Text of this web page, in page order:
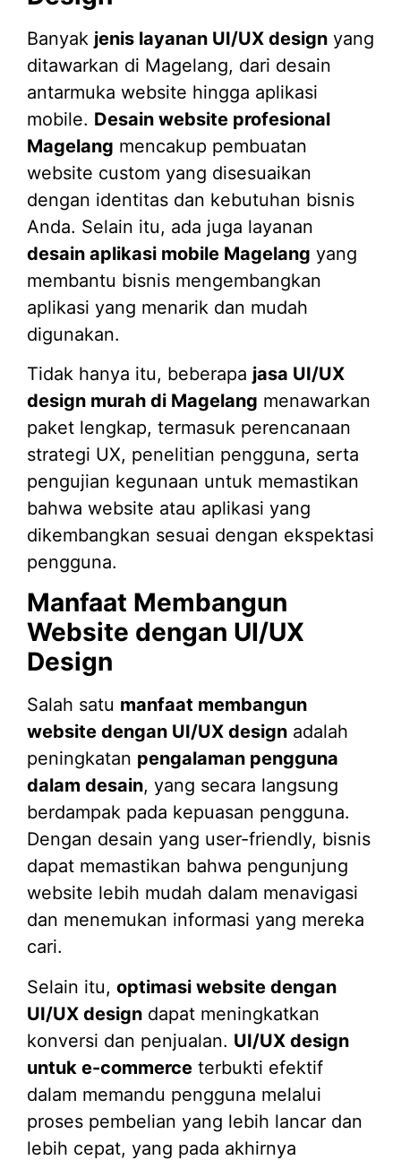
Banyak jenis layanan UI/UX design yang
ditawarkan di Magelang, dari desain
antarmuka website hingga aplikasi
mobile. Desain website profesional
Magelang mencakup pembuatan
website custom yang disesuaikan
dengan identitas dan kebutuhan bisnis
Anda. Selain itu, ada juga layanan
desain aplikasi mobile Magelang yang
membantu bisnis mengembangkan
aplikasi yang menarik dan mudah
digunakan.
Tidak hanya itu, beberapa jasa UI/UX
design murah di Magelang menawarkan
paket lengkap, termasuk perencanaan
strategi UX, penelitian pengguna, serta
pengujian kegunaan untuk memastikan
bahwa website atau aplikasi yang
dikembangkan sesuai dengan ekspektasi
pengguna.
Manfaat Membangun
Website dengan UI/UX
Design
Salah satu manfaat membangun
website dengan UI/UX design adalah
peningkatan pengalaman pengguna
dalam desain, yang secara langsung
berdampak pada kepuasan pengguna.
Dengan desain yang user-friendly, bisnis
dapat memastikan bahwa pengunjung
website lebih mudah dalam menavigasi
dan menemukan informasi yang mereka
cari.
Selain itu, optimasi website dengan
UI/UX design dapat meningkatkan
konversi dan penjualan. UI/UX design
untuk e-commerce terbukti efektif
dalam memandu pengguna melalui
proses pembelian yang lebih lancar dan
lebih cepat, yang pada akhirnya